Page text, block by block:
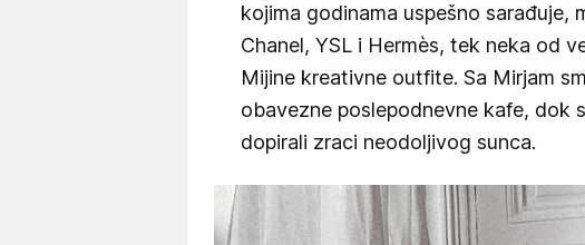
kojima godinama uspešno sarađuje,
Chanel, YSL i Hermès, tek neka od
Mijine kreativne outfite. Sa Mirjam
obavezne poslepodnevne kafe, dok
dopirali zraci neodoljivog sunca.